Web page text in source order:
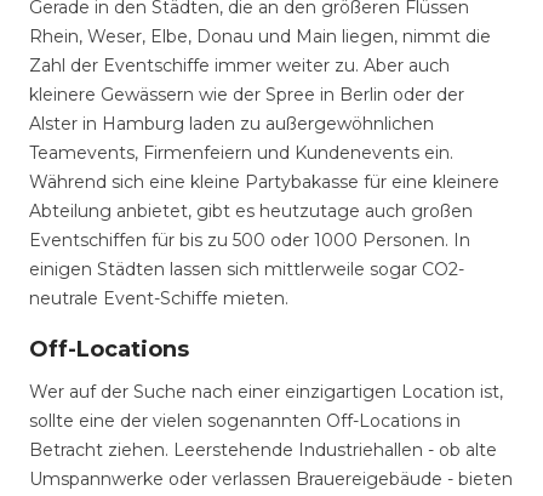
Gerade in den Städten, die an den größeren Flüssen
Rhein, Weser, Elbe, Donau und Main liegen, nimmt die
Zahl der Eventschiffe immer weiter zu. Aber auch
kleinere Gewässern wie der Spree in Berlin oder der
Alster in Hamburg laden zu außergewöhnlichen
Teamevents, Firmenfeiern und Kundenevents ein.
Während sich eine kleine Partybakasse für eine kleinere
Abteilung anbietet, gibt es heutzutage auch großen
Eventschiffen für bis zu 500 oder 1000 Personen. In
einigen Städten lassen sich mittlerweile sogar CO2-
neutrale Event-Schiffe mieten.
Off-Locations
Wer auf der Suche nach einer einzigartigen Location ist,
sollte eine der vielen sogenannten Off-Locations in
Betracht ziehen. Leerstehende Industriehallen - ob alte
Umspannwerke oder verlassen Brauereigebäude - bieten